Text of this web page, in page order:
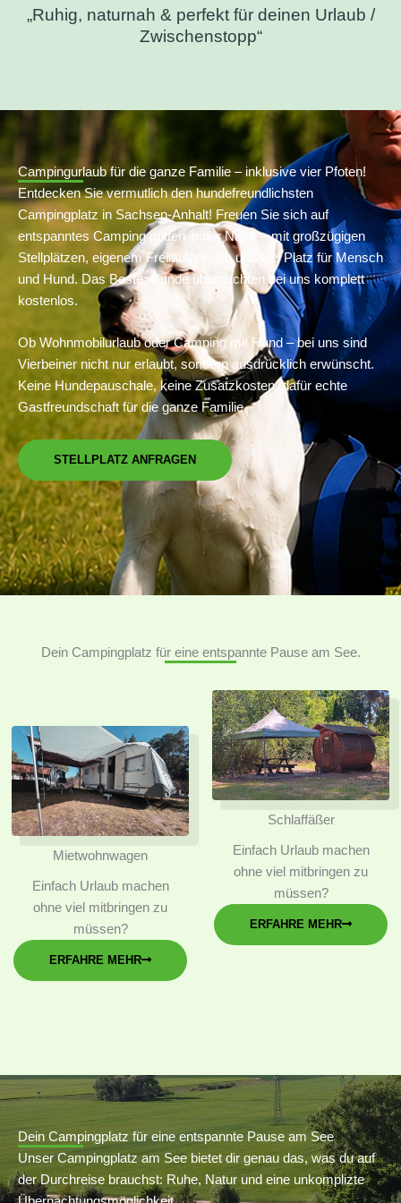
„Ruhig, naturnah & perfekt für deinen Urlaub /
Zwischenstopp“
Campingurlaub für die ganze Familie – inklusive vier Pfoten!
Entdecken Sie vermutlich den hundefreundlichsten
Campingplatz in Sachsen-Anhalt! Freuen Sie sich auf
entspanntes Camping mitten in der Natur – mit großzügigen
Stellplätzen, eigenem Freilaufbereich und viel Platz für Mensch
und Hund. Das Beste: Hunde übernachten bei uns komplett
kostenlos.
Ob Wohnmobilurlaub oder Camping mit Hund – bei uns sind
Vierbeiner nicht nur erlaubt, sondern ausdrücklich erwünscht.
Keine Hundepauschale, keine Zusatzkosten, dafür echte
Gastfreundschaft für die ganze Familie.
STELLPLATZ ANFRAGEN
Dein Campingplatz für eine entspannte Pause am See.
Mietwohnwagen
Einfach Urlaub machen
ohne viel mitbringen zu
müssen?
ERFAHRE MEHR
Schlaffäßer
Einfach Urlaub machen
ohne viel mitbringen zu
müssen?
ERFAHRE MEHR
Dein Campingplatz für eine entspannte Pause am See
Unser Campingplatz am See bietet dir genau das, was du auf
der Durchreise brauchst: Ruhe, Natur und eine unkomplizte